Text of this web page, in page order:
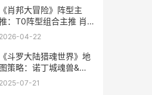
《肖邦大冒险》阵型主
：T0阵型组合主推 肖
邦大事年表
2026-04-22
《斗罗大陆猎魂世界》地
图策略：诺丁城魂兽&采
集资源策略 斗罗大陆猎魂
2025-07-21